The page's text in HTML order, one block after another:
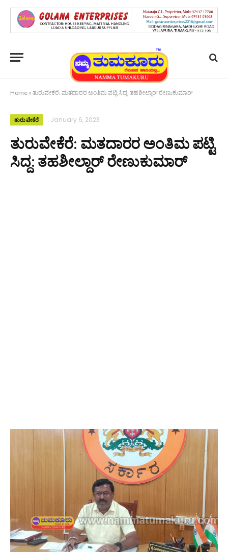
Home » ತುರುವೇಕೆರೆ: ಮತದಾರರ ಅಂತಿಮ ಪಟ್ಟಿ ಸಿದ್ದ: ತಹಶೀಲ್ದಾರ್ ರೇಣುಕುಮಾರ್
ತುರುವೇಕೆರೆ January 6, 2023
ತುರುವೇಕೆರೆ: ಮತದಾರರ ಅಂತಿಮ ಪಟ್ಟಿ
ಸಿದ್ದ: ತಹಶೀಲ್ದಾರ್ ರೇಣುಕುಮಾರ್